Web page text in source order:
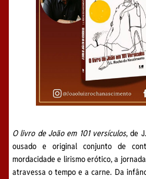
O livro de João em 101 versículos, de
ousado e original conjunto de
mordacidade e lirismo erótico, a
atravessa o tempo e a carne. Da